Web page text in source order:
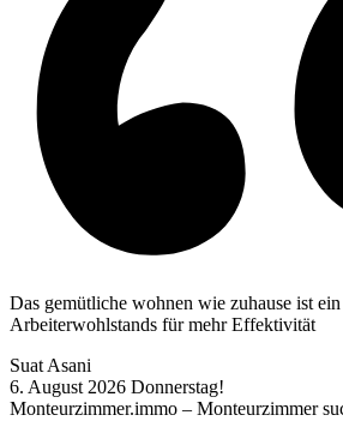
Das gemütliche wohnen wie zuhause ist
Arbeiterwohlstands für mehr Effektivität
Suat Asani
6. August 2026 Donnerstag!
Monteurzimmer.immo – Monteurzimmer